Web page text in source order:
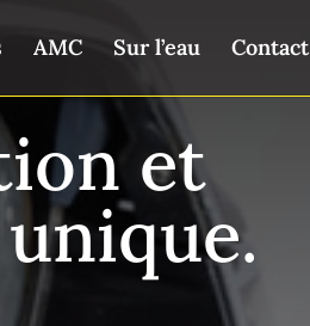
AMC Sur l’eau Contact
et